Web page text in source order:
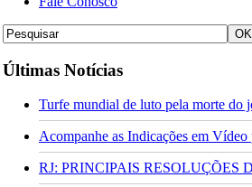
Últimas Notícias
Turfe mundial de luto pela morte do
Acompanhe as Indicações em
RJ: PRINCIPAIS RESOLUÇÕES